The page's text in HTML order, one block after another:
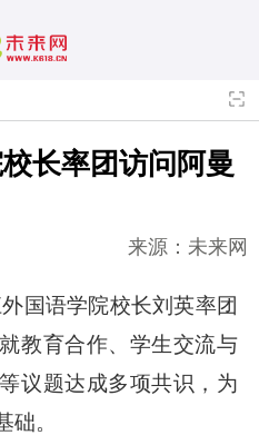
长率团访问阿曼
来源：未来网
国语学院校长刘英率团
教育合作、学生交流与
议题达成多项共识，为
础。